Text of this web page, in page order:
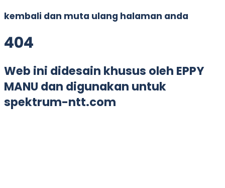
kembali dan muta ulang halaman anda
404
Web ini didesain khusus oleh EPPY
MANU dan digunakan untuk
spektrum-ntt.com